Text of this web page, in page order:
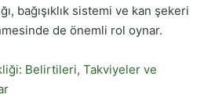
bağışıklık sistemi ve kan şekeri
de önemli rol oynar.
Belirtileri, Takviyeler ve